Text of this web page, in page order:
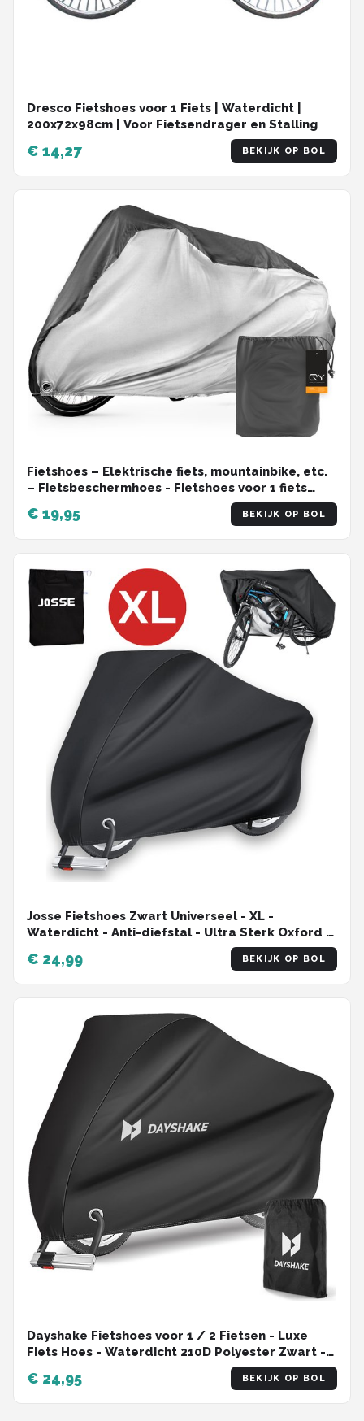
Dresco Fietshoes voor 1 Fiets | Waterdicht |
200x72x98cm | Voor Fietsendrager en Stalling
€ 14,27 BEKIJK OP BOL
Fietshoes – Elektrische fiets, mountainbike, etc.
– Fietsbeschermhoes - Fietshoes voor 1 fiets
waterdicht – 200x70x110cm - zwart/zilver
€ 19,95 BEKIJK OP BOL
Josse Fietshoes Zwart Universeel - XL -
Waterdicht - Anti-diefstal - Ultra Sterk Oxford -
€ 24,99 BEKIJK OP BOL
Dayshake Fietshoes voor 1 / 2 Fietsen - Luxe
Fiets Hoes - Waterdicht 210D Polyester Zwart -
€ 24,95 BEKIJK OP BOL